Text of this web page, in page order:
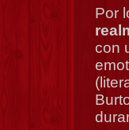
Por
con